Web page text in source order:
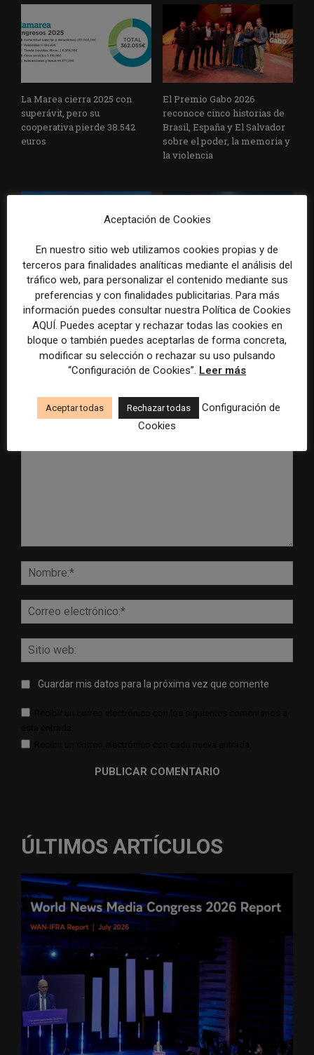
La Marea cierra 2025 con
superávit, pero su
cooperativa pierde 38.542
euros
El Premio Gabo 2026
reconoce cinco historias de
Brasil, España y El Salvador
sobre el poder, la memoria y
la violencia
Radio Televisión Madrid
establece un sistema de
control para el uso de la
inteligencia artificial
ADEPA crea un premio
especial para la mejor
cobertura periodística del
Mundial 2026
DEJA UNA RESPUESTA
Guardar mis datos para la próxima vez que comente
ÚLTIMOS ARTÍCULOS
Aceptación de Cookies
En nuestro sitio web utilizamos cookies propias y de
terceros para finalidades analíticas mediante el análisis del
tráfico web, para personalizar el contenido mediante sus
preferencias y con finalidades publicitarias. Para más
información puedes consultar nuestra Política de Cookies
AQUÍ. Puedes aceptar y rechazar todas las cookies en
bloque o también puedes aceptarlas de forma concreta,
modificar su selección o rechazar su uso pulsando
“Configuración de Cookies”. Leer más
Aceptar todas Rechazar todas
Configuración de
Cookies